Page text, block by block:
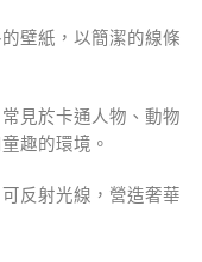
壁紙，以簡潔的線條
見於卡通人物、動物
趣的環境。
反射光線，營造奢華